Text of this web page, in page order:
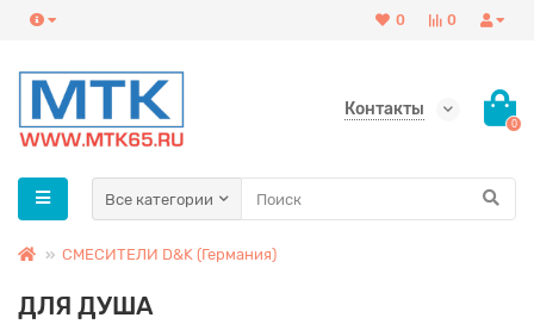
0
0
Контакты
0
Все категории
СМЕСИТЕЛИ D&K (Германия)
ДЛЯ ДУША